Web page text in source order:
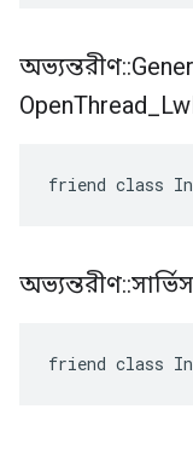
অভ্যন্তরীণ::
OpenThread Lw
friend class
অভ্যন্তরীণ::
friend class